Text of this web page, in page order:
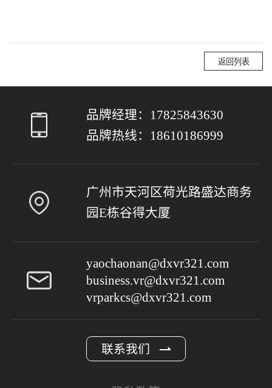
返回列表
品牌经理： 17825843630
品牌热线： 18610186999
广州市天河区荷光路盛达商务
园E栋谷得大厦
yaochaonan@dxvr321.com
business.vr@dxvr321.com
vrparkcs@dxvr321.com
联系我们